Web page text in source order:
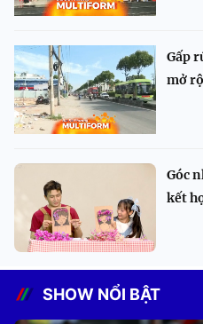
Gấp
mở
Góc
kết
SHOW NỔI BẬT